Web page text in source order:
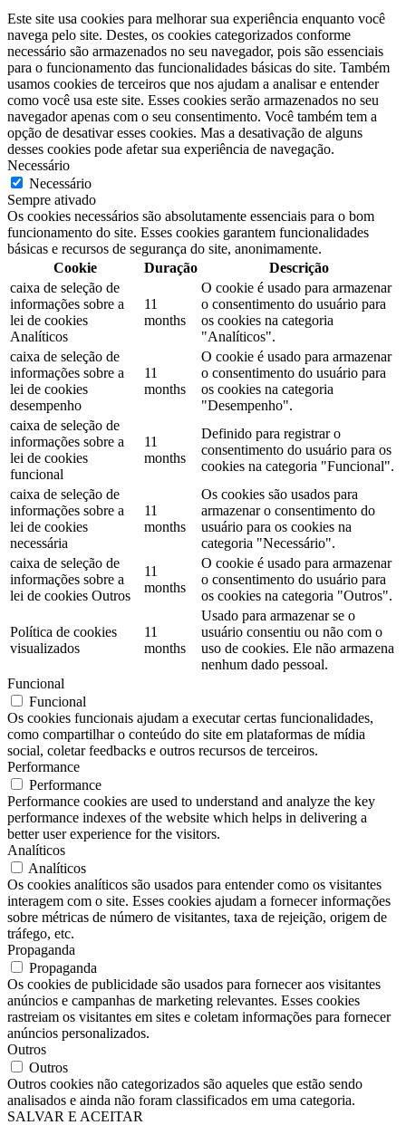
Este site usa cookies para melhorar sua experiência enquanto você
navega pelo site. Destes, os cookies categorizados conforme
necessário são armazenados no seu navegador, pois são essenciais
para o funcionamento das funcionalidades básicas do site. Também
usamos cookies de terceiros que nos ajudam a analisar e entender
como você usa este site. Esses cookies serão armazenados no seu
navegador apenas com o seu consentimento. Você também tem a
opção de desativar esses cookies. Mas a desativação de alguns
desses cookies pode afetar sua experiência de navegação.
Necessário
Necessário
Sempre ativado
Os cookies necessários são absolutamente essenciais para o bom
funcionamento do site. Esses cookies garantem funcionalidades
básicas e recursos de segurança do site, anonimamente.
Cookie
Duração
Descrição
caixa de seleção de
informações sobre a
lei de cookies
Analíticos
11
months
O cookie é usado para armazenar
o consentimento do usuário para
os cookies na categoria
"Analíticos".
caixa de seleção de
informações sobre a
lei de cookies
desempenho
11
months
O cookie é usado para armazenar
o consentimento do usuário para
os cookies na categoria
"Desempenho".
caixa de seleção de
informações sobre a
lei de cookies
funcional
11
months
Definido para registrar o
consentimento do usuário para os
cookies na categoria "Funcional".
caixa de seleção de
informações sobre a
lei de cookies
necessária
11
months
Os cookies são usados ​​para
armazenar o consentimento do
usuário para os cookies na
categoria "Necessário".
caixa de seleção de
informações sobre a
lei de cookies Outros
11
months
O cookie é usado para armazenar
o consentimento do usuário para
os cookies na categoria "Outros".
Política de cookies
visualizados
11
months
Usado para armazenar se o
usuário consentiu ou não com o
uso de cookies. Ele não armazena
nenhum dado pessoal.
Funcional
Funcional
Os cookies funcionais ajudam a executar certas funcionalidades,
como compartilhar o conteúdo do site em plataformas de mídia
social, coletar feedbacks e outros recursos de terceiros.
Performance
Performance
Performance cookies are used to understand and analyze the key
performance indexes of the website which helps in delivering a
better user experience for the visitors.
Analíticos
Analíticos
Os cookies analíticos são usados ​​para entender como os visitantes
interagem com o site. Esses cookies ajudam a fornecer informações
sobre métricas de número de visitantes, taxa de rejeição, origem de
tráfego, etc.
Propaganda
Propaganda
Os cookies de publicidade são usados ​​para fornecer aos visitantes
anúncios e campanhas de marketing relevantes. Esses cookies
rastreiam os visitantes em sites e coletam informações para fornecer
anúncios personalizados.
Outros
Outros
Outros cookies não categorizados são aqueles que estão sendo
analisados ​​e ainda não foram classificados em uma categoria.
SALVAR E ACEITAR